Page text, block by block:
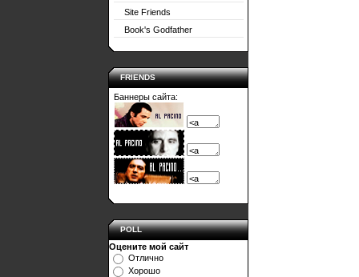
Site Friends
Book's Godfather
FRIENDS
Баннеры сайта:
POLL
Оцените мой сайт
Отлично
Хорошо